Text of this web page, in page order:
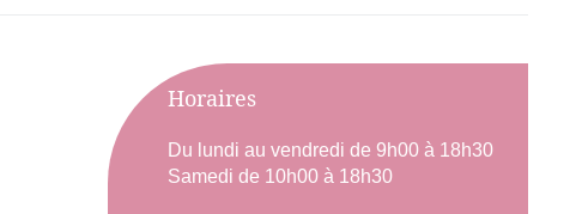
Horaires
Du lundi au vendredi de 9h00 à 18h30
Samedi de 10h00 à 18h30